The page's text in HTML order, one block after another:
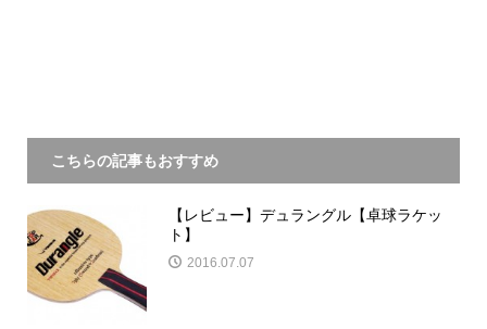
こちらの記事もおすすめ
【レビュー】デュラングル【卓球ラケッ
ト】
2016.07.07